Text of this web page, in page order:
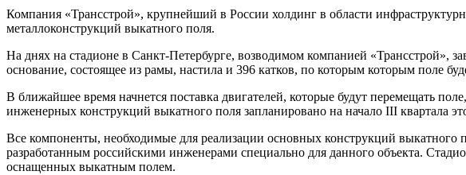
Компания «Трансстрой», крупнейший в России холдинг в области
металлоконструкций выкатного поля.
На днях на стадионе в Санкт-Петербурге, возводимом компанией «Трансстрой»,
основание, состоящее из рамы, настила и 396 катков, по которым которым поле
В ближайшее время начнется поставка двигателей, которые будут перемещать
инженерных конструкций выкатного поля запланировано на начало III квартала
Все компоненты, необходимые для реализации основных конструкций
разработанным российскими инженерами специально для данного объекта.
оснащенных выкатным полем.